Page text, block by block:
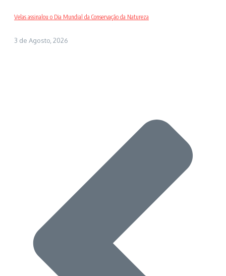
Velas assinalou o Dia Mundial da Conservação da Natureza
3 de Agosto, 2026